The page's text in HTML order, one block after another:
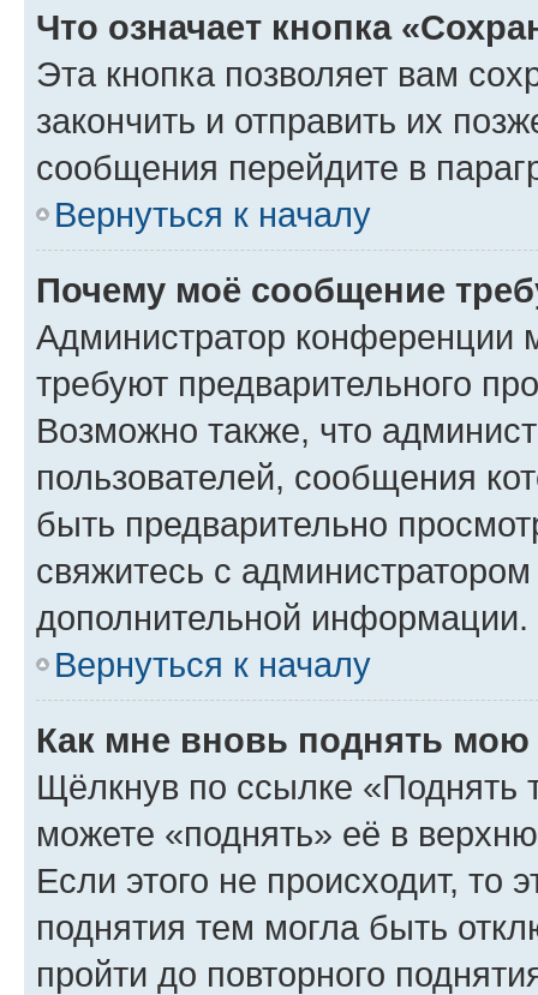
Что означает кнопка
Эта кнопка позволяет вам
закончить и отправить их
сообщения перейдите в
Вернуться к началу
Почему моё сообщение
Администратор конференции
требуют предварительного
Возможно также, что
пользователей, сообщения
быть предварительно
свяжитесь с
дополнительной информации.
Вернуться к началу
Как мне вновь поднять мою
Щёлкнув по ссылке «Поднять
можете «поднять» её в
Если этого не происходит, то
поднятия тем могла быть
пройти до повторного